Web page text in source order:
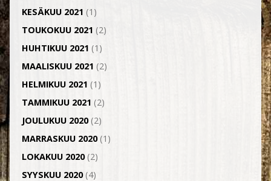
KESÄKUU 2021 (1)
TOUKOKUU 2021 (2)
HUHTIKUU 2021 (1)
MAALISKUU 2021 (2)
HELMIKUU 2021 (1)
TAMMIKUU 2021 (2)
JOULUKUU 2020(2)
MARRASKUU 2020(1)
LOKAKUU 2020(2)
SYYSKUU 2020(4)